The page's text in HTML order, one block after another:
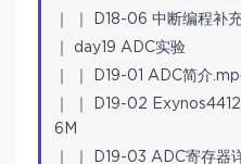
｜ ｜ D18-06 中断编程补
｜ day19 ADC实验
｜ ｜ D19-01 ADC简介
｜ ｜ D19-02
6M
｜ ｜ D19-03 ADC寄存器